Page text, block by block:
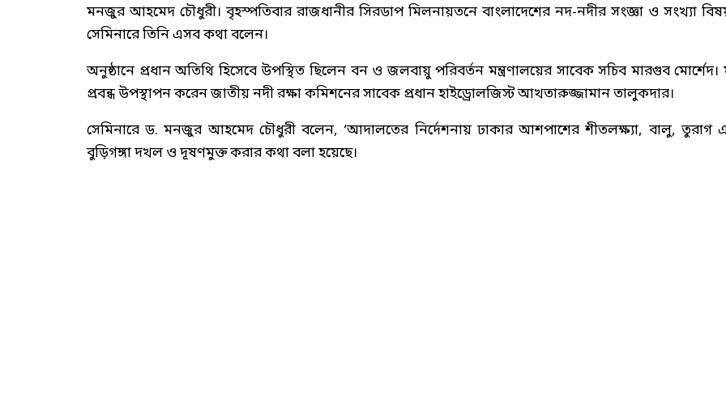
মনজুর আহমেদ চৌধুরী। বৃহস্পতিবার রাজধানীর সিরডাপ মিলনায়তনে বাংলাদেশের নদ-নদীর সংজ্ঞা ও সংখ্যা
সেমিনারে তিনি এসব কথা বলেন।
অনুষ্ঠানে প্রধান অতিথি হিসেবে উপস্থিত ছিলেন বন ও জলবায়ু পরিবর্তন মন্ত্রণালয়ের সাবেক সচিব মারগুব
প্রবন্ধ উপস্থাপন করেন জাতীয় নদী রক্ষা কমিশনের সাবেক প্রধান হাইড্রোলজিস্ট আখতারুজ্জামান তালুকদার।
সেমিনারে ড. মনজুর আহমেদ চৌধুরী বলেন, ‘আদালতের নির্দেশনায় ঢাকার আশপাশের শীতলক্ষ্যা, বালু, তুরাগ
বুড়িগঙ্গা দখল ও দূষণমুক্ত করার কথা বলা হয়েছে।